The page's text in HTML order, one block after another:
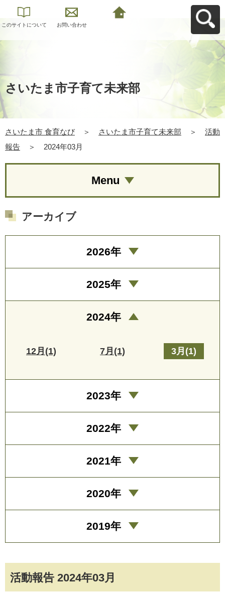
このサイトについて お問い合わせ
さいたま市子育て未来部
さいたま市 食育なび ＞ さいたま市子育て未来部 ＞
活動
報告
＞ 2024年03月
活動報告 2024年03月
Menu
アーカイブ
2026年
2025年
2024年
12月(1) 7月(1) 3月(1)
2023年
2022年
2021年
2020年
2019年